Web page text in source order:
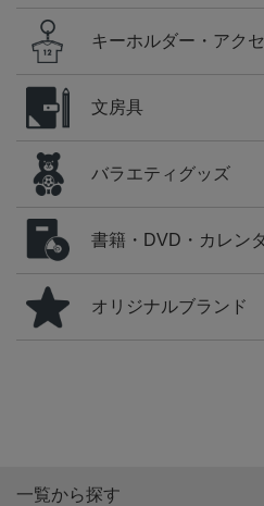
キーホルダー・アク
文房具
バラエティグッズ
書籍・DVD・カレン
オリジナルブランド
一覧から探す